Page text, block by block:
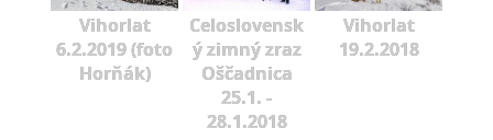
Vihorlat
6.2.2019 (foto
Horňák)
Celoslovensk
ý zimný zraz
Oščadnica
25.1. -
28.1.2018
Vihorlat
19.2.2018